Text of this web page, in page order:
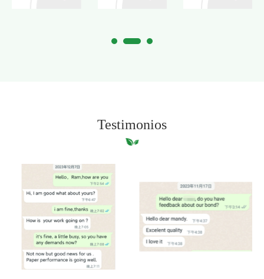
Testimonios